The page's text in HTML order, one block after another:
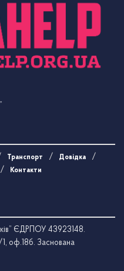
Транспорт
Довідка
Контакти
ЄДРПОУ 43923148.
1, оф.18б. Заснована